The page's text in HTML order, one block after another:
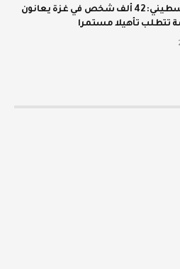
الإحصاء الفلسطيني: 42 ألف شخص في غزة يعانون
تتطلب تأهيلا مستمرا